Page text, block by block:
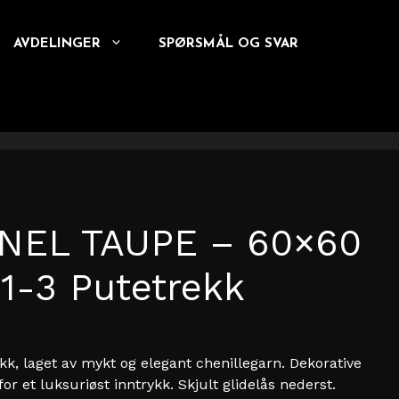
AVDELINGER SPØRSMÅL OG SVAR
TAUPE – 60×60
3 Putetrekk
laget av mykt og elegant chenillegarn. Dekorative
et luksuriøst inntrykk. Skjult glidelås nederst.